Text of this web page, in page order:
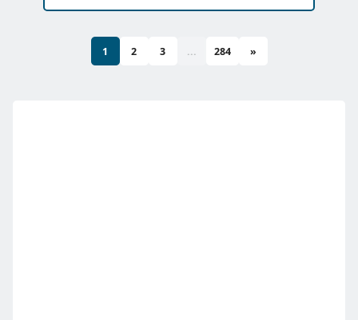
1 2 3 ... 284 »